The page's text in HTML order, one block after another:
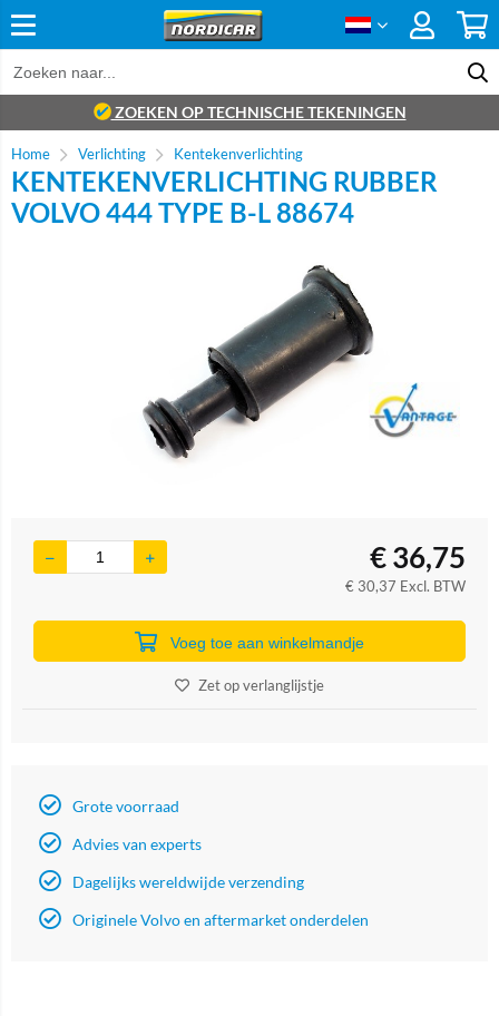
ZOEKEN OP TECHNISCHE TEKENINGEN
Home Verlichting Kentekenverlichting
KENTEKENVERLICHTING RUBBER
VOLVO 444 TYPE B-L 88674
Brand
€36,75
€ 30,37 Excl. BTW
Voeg toe aan winkelmandje
Zet op verlanglijstje
Grote voorraad
Advies van experts
Dagelijks wereldwijde verzending
Originele Volvo en aftermarket onderdelen